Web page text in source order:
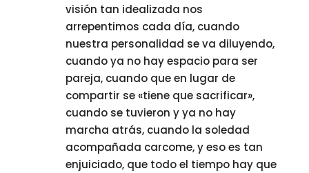
visión tan idealizada nos
arrepentimos cada día, cuando
nuestra personalidad se va diluyendo,
cuando ya no hay espacio para ser
pareja, cuando que en lugar de
compartir se «tiene que sacrificar»,
cuando se tuvieron y ya no hay
marcha atrás, cuando la soledad
acompañada carcome, y eso es tan
enjuiciado, que todo el tiempo hay que